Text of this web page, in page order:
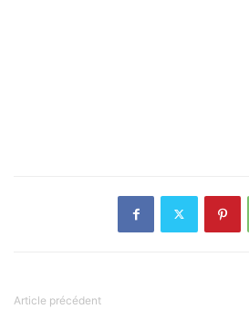
Article précédent